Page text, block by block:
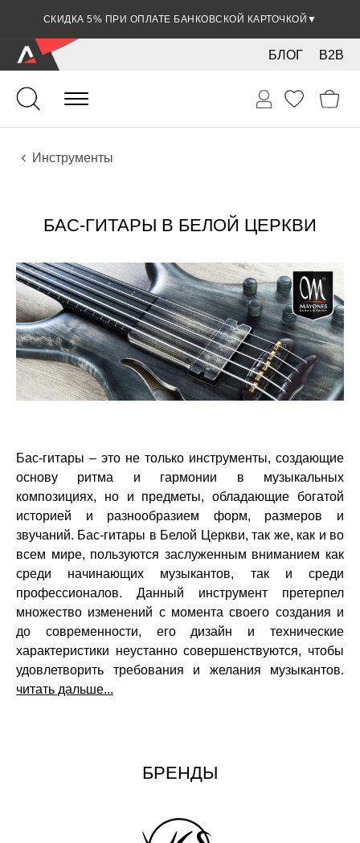
СКИДКА 5% ПРИ ОПЛАТЕ БАНКОВСКОЙ КАРТОЧКОЙ ▼
B2B
БЛОГ
Гитары
Электро инструменты
Инструменты
БАС-ГИТАРЫ В БЕЛОЙ ЦЕРКВИ
Бас-гитары – это не только инструменты, создающие
основу ритма и гармонии в музыкальных
композициях, но и предметы, обладающие богатой
историей и разнообразием форм, размеров и
звучаний. Бас-гитары в Белой Церкви, так же, как и во
всем мире, пользуются заслуженным вниманием как
среди начинающих музыкантов, так и среди
профессионалов. Данный инструмент претерпел
множество изменений с момента своего создания и
до современности, его дизайн и технические
характеристики неустанно совершенствуются, чтобы
удовлетворить требования и желания музыкантов.
читать дальше...
БРЕНДЫ